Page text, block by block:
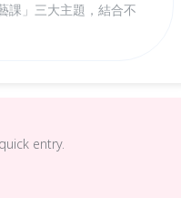
課」三大主題，結合不
entry.